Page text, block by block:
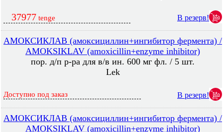
37977 tenge В резерв!
АМОКСИКЛАВ (амоксициллин+ингибитор фермента) /
AMOKSIKLAV (amoxicillin+enzyme inhibitor)
пор. д/п р-ра для в/в ин. 600 мг фл. / 5 шт.
Lek
Доступно под заказ В резерв!
АМОКСИКЛАВ (амоксициллин+ингибитор фермента) /
AMOKSIKLAV (amoxicillin+enzyme inhibitor)